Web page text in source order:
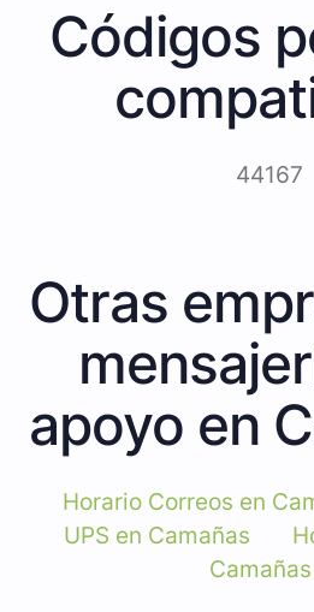
Códigos
44167
Otras
apoyo en
Horario Correos en
UPS en Camañas
Camañas